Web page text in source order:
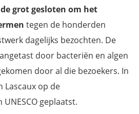
de grot gesloten om het
tegen de honderden
dagelijks bezochten. De
door bacteriën en algen
door al die bezoekers. In
Lascaux op de
geplaatst.